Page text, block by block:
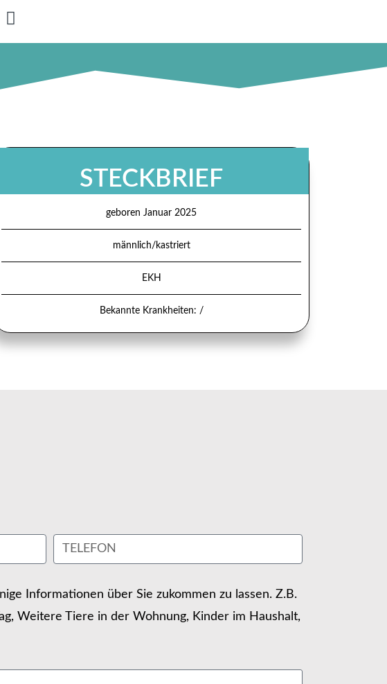
STECKBRIEF
geboren Januar 2025
männlich/kastriert
EKH
Bekannte Krankheiten: /
Informationen über Sie zukommen zu lassen. Z.B.
Weitere Tiere in der Wohnung, Kinder im Haushalt,